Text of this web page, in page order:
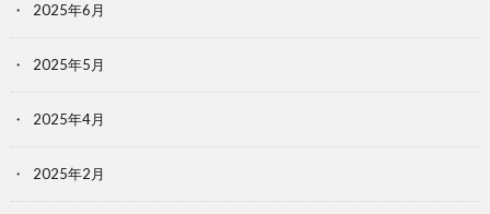
2025年6月
2025年5月
2025年4月
2025年2月